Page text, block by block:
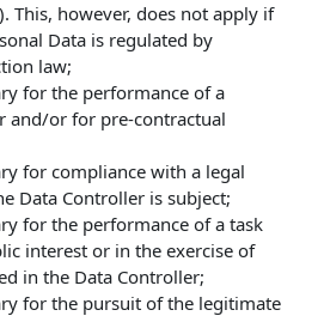
This, however, does not apply if
Data is regulated by
law;
for the performance of a
and/or for pre-contractual
for compliance with a legal
Data Controller is subject;
for the performance of a task
interest or in the exercise of
in the Data Controller;
for the pursuit of the legitimate